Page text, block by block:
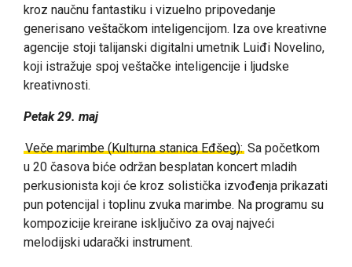
kroz naučnu fantastiku i vizuelno pripovedanje
generisano veštačkom inteligencijom. Iza ove kreativne
agencije stoji talijanski digitalni umetnik Luiđi Novelino,
koji istražuje spoj veštačke inteligencije i ljudske
kreativnosti.
Petak 29. maj
Veče marimbe (Kulturna stanica Eđšeg): Sa početkom
u 20 časova biće održan besplatan koncert mladih
perkusionista koji će kroz solistička izvođenja prikazati
pun potencijal i toplinu zvuka marimbe. Na programu su
kompozicije kreirane isključivo za ovaj najveći
melodijski udarački instrument.